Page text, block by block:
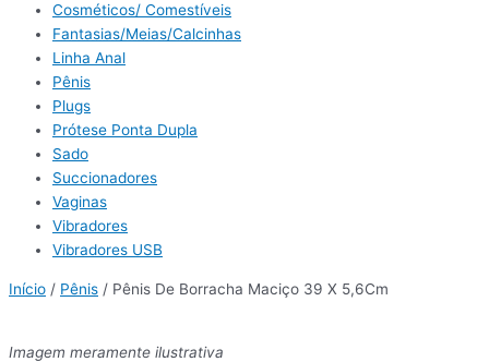
Cosméticos/ Comestíveis
Fantasias/Meias/Calcinhas
Linha Anal
Pênis
Plugs
Prótese Ponta Dupla
Sado
Succionadores
Vaginas
Vibradores
Vibradores USB
Início / Pênis / Pênis De Borracha Maciço 39 X 5,6Cm
Imagem meramente ilustrativa